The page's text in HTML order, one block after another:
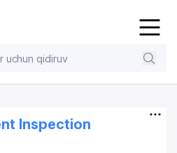
Inspection